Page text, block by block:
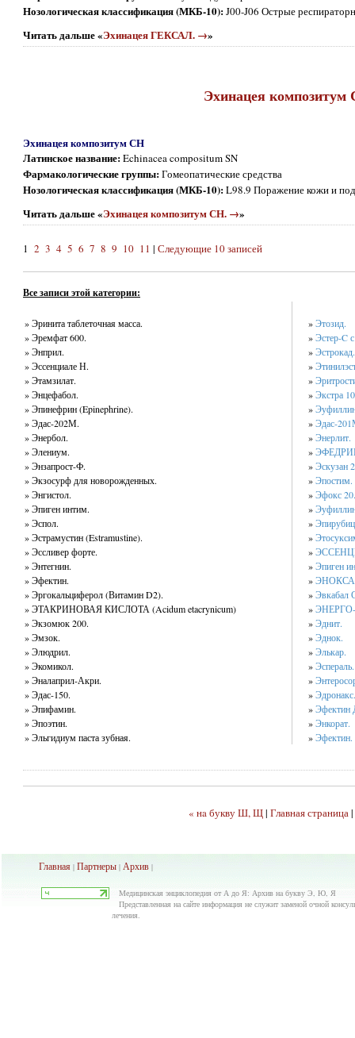
Нозологическая классификация (МКБ-10):J00-J06 Острые
Читать дальше «Эхинацея ГЕКСАЛ. →»
Эхинацея
Эхинацея композитум СН
Латинское название:Echinacea compositum SN
Фармакологические группы:Гомеопатические средства
Нозологическая классификация (МКБ-10):L98.9 Поражение кожи и
Читать дальше «Эхинацея композитум СН. →»
1 2 3 4 5 6 7 8 9 10 11 | Следующие 10 записей
Все записи этой категории:
» Эринита таблеточная масса.
» Эремфат 600.
» Энприл.
» Эссенциале Н.
» Этамзилат.
» Энцефабол.
» Эпинефрин (Epinephrine).
» Эдас-202М.
» Энербол.
» Элениум.
» Энзапрост-Ф.
» Экзосурф для новорожденных.
» Энгистол.
» Эпиген интим.
» Эспол.
» Эстрамустин (Estramustine).
» Эссливер форте.
» Энтегнин.
» Эфектин.
» Эргокальциферол (Витамин D2).
» ЭТАКРИНОВАЯ КИСЛОТА (Acidum etacrynicum)
» Экзомюк 200.
» Эмзок.
» Элюдрил.
» Экомикол.
» Эналаприл-Акри.
» Эдас-150.
» Эпифамин.
» Эпоэтин.
» Эльгидиум паста зубная.
»Этозид.
»Эстер-C
»Эстрокад.
»
»
»Экстра
»
»Эдас-
»Энерлит.
»
»Эскузан
»Эпостим.
»Эфокс 20.
»
»
»
»
»Эпиген
»
»Эвкабал
»
»Эднит.
»Эднок.
»Элькар.
»Эспераль.
»
»Эдронакс.
»Эфектин
»Энкорат.
»Эфектин.
« нa букву Ш, Щ| Главная страница|
Главная | Партнеры | Архив |
Медицинская энциклопедия от А до Я: Архив нa букву Э, Ю, Я
Представленная на сайте информация не служит заменой очной
лечения.